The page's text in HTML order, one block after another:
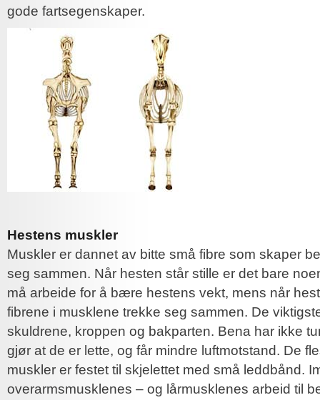
gode fartsegenskaper.
Hestens muskler
Muskler er dannet av bitte små fibre som skaper
seg sammen. Når hesten står stille er det bare
må arbeide for å bære hestens vekt, mens når
fibrene i musklene trekke seg sammen. De
skuldrene, kroppen og bakparten. Bena har ikke
gjør at de er lette, og får mindre luftmotstand. De
muskler er festet til skjelettet med små leddbånd.
overarmsmusklenes – og lårmusklenes arbeid til